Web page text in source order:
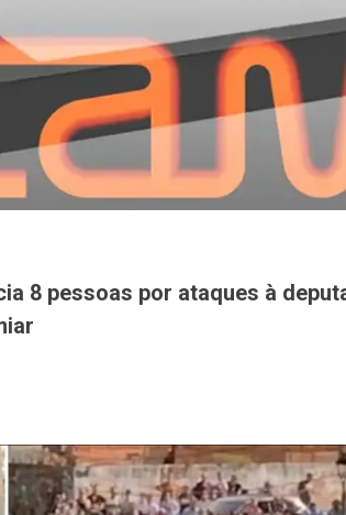
8 pessoas por ataques à